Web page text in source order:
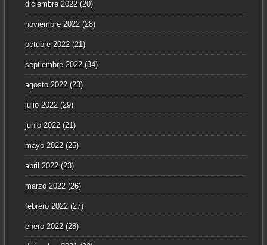
diciembre 2022(20)
noviembre 2022(28)
octubre 2022(21)
septiembre 2022(34)
agosto 2022(23)
julio 2022(29)
junio 2022(21)
mayo 2022(25)
abril 2022(23)
marzo 2022(26)
febrero 2022(27)
enero 2022(28)